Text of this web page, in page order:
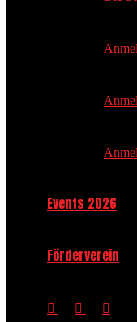
Events 2026
Förderverein